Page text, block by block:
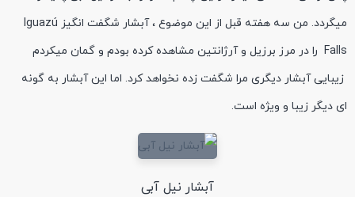
میگردد. من سه هفته قبل از این موضوع ، آبشار شگفت انگیز Iguazú
Falls را در مرز برزیل و آرژانتین مشاهده کرده بودم و گمان میکردم
زیبایی آبشار دیگری مرا شگفت زده نخواهد کرد. اما این آبشار به گونه
ای دیگر زیبا و ویژه است.
آبشار نیل آبی